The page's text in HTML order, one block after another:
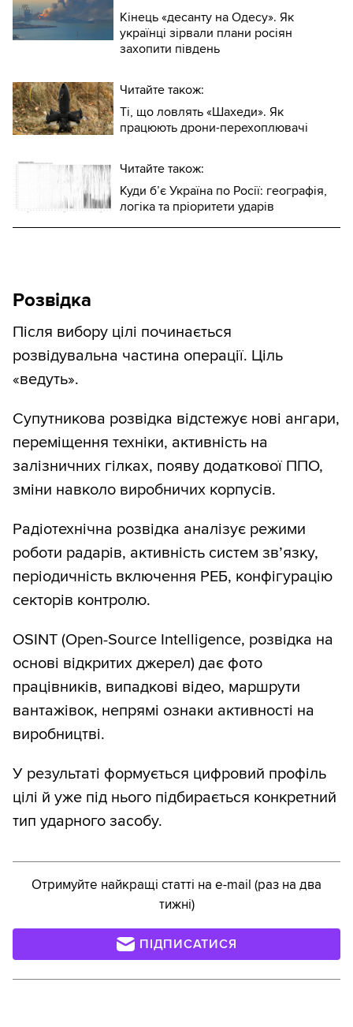
Кінець «десанту на Одесу». Як
українці зірвали плани росіян
захопити південь
Читайте також:
Ті, що ловлять «Шахеди». Як
працюють дрони-перехоплювачі
Читайте також:
Куди б’є Україна по Росії: географія,
логіка та пріоритети ударів
Розвідка
Після вибору цілі починається
розвідувальна частина операції. Ціль
«ведуть».
Супутникова розвідка відстежує нові ангари,
переміщення техніки, активність на
залізничних гілках, появу додаткової ППО,
зміни навколо виробничих корпусів.
Радіотехнічна розвідка аналізує режими
роботи радарів, активність систем зв’язку,
періодичність включення РЕБ, конфігурацію
секторів контролю.
OSINT (Open-Source Intelligence, розвідка на
основі відкритих джерел) дає фото
працівників, випадкові відео, маршрути
вантажівок, непрямі ознаки активності на
виробництві.
У результаті формується цифровий профіль
цілі й уже під нього підбирається конкретний
тип ударного засобу.
Отримуйте найкращі статті на e-mail (раз на два
тижні)
ПІДПИСАТИСЯ